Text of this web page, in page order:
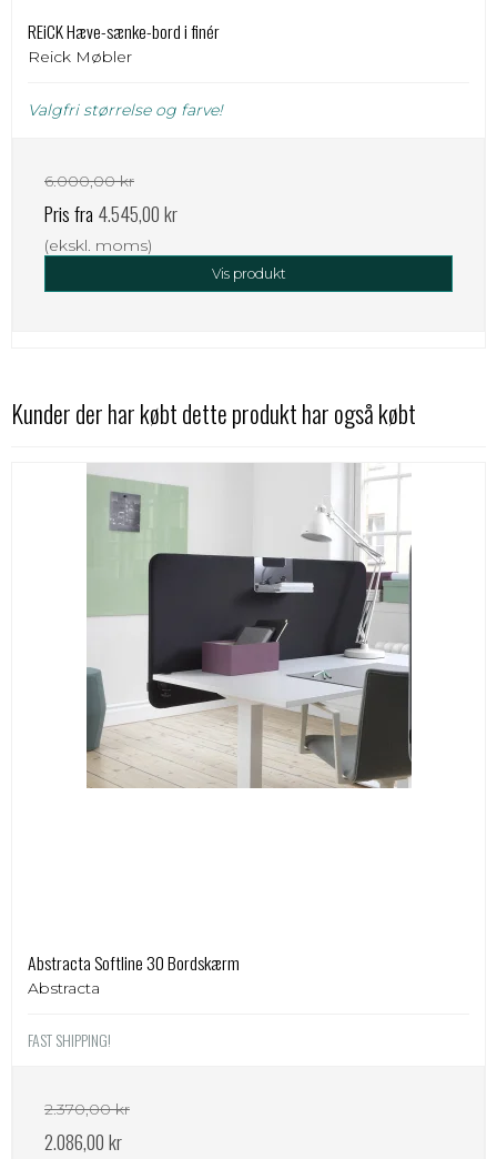
REiCK Hæve-sænke-bord i finér
Reick Møbler
Valgfri størrelse og farve!
6.000,00 kr
Pris fra 4.545,00 kr
(ekskl. moms)
Vis produkt
Kunder der har købt dette produkt har også købt
Abstracta Softline 30 Bordskærm
Abstracta
FAST SHIPPING!
2.370,00 kr
2.086,00 kr